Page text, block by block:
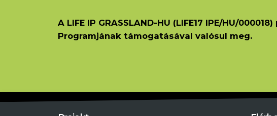
A LIFE IP GRASSLAND-HU (LIFE17 IPE/HU/
Programjának támogatásával valósul meg.